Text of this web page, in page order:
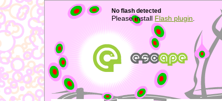
No flash detected
Please install Flash plugin